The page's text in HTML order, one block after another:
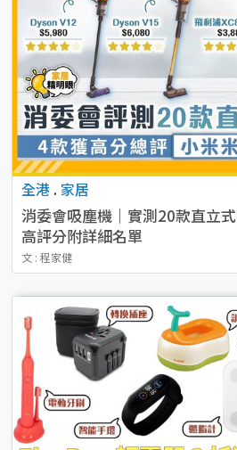
全港 . 家居
消委會吸塵機｜實測20款直立
高評分附詳細名單
文 : 程家健